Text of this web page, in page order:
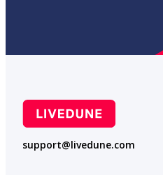
support@livedune.com